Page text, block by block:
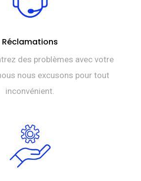
Réclamations
des problèmes avec votre
nous excusons pour tout
inconvénient.